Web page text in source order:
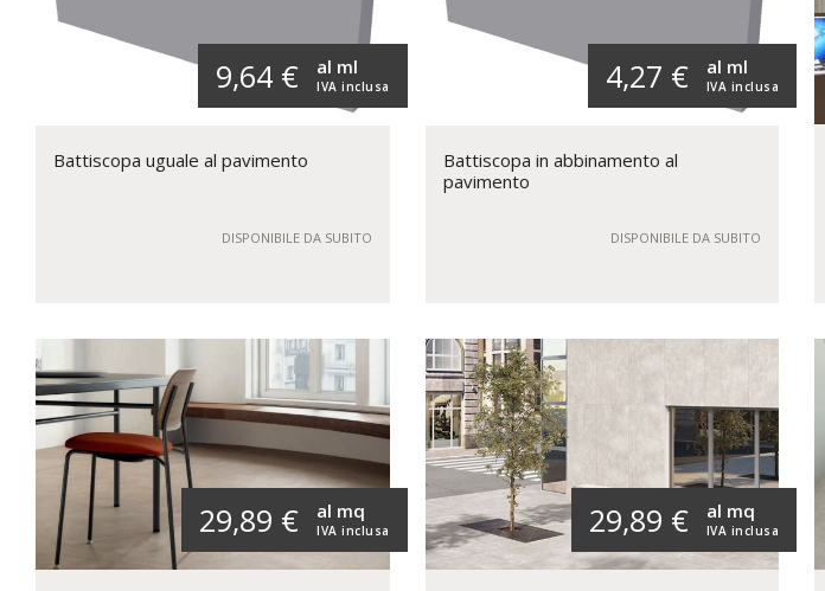
9,64 € IVA inclusa
al ml
Battiscopa uguale al pavimento
DISPONIBILE DA SUBITO
4,27 € IVA inclusa
al ml
Battiscopa in abbinamento al
pavimento
DISPONIBILE DA SUBITO
29,89 € IVA inclusa
al mq 29,89 € IVA inclusa
al mq